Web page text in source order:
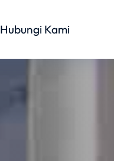
Hubungi Kami